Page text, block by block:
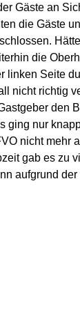
Gäste an
die Gäste
die
linken Seite
nicht richtig
den
ging nur
nicht mehr
gab es zu
aufgrund